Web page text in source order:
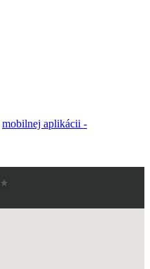
mobilnej aplikácii -